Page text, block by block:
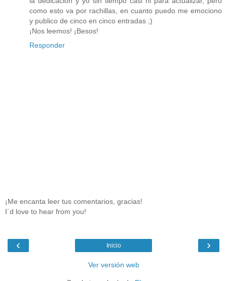
como esto va por rachillas, en cuanto puedo me emociono
y publico de cinco en cinco entradas ;)
¡Nos leemos! ¡Besos!
Responder
¡Me encanta leer tus comentarios, gracias!
I´d love to hear from you!
‹ ›
Inicio
Ver versión web